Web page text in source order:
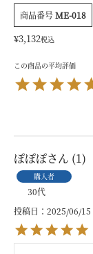
商品番号ME-018
¥3,132税込
ぽぽぽ 1
購入者
30代
投稿日
2025/06/15